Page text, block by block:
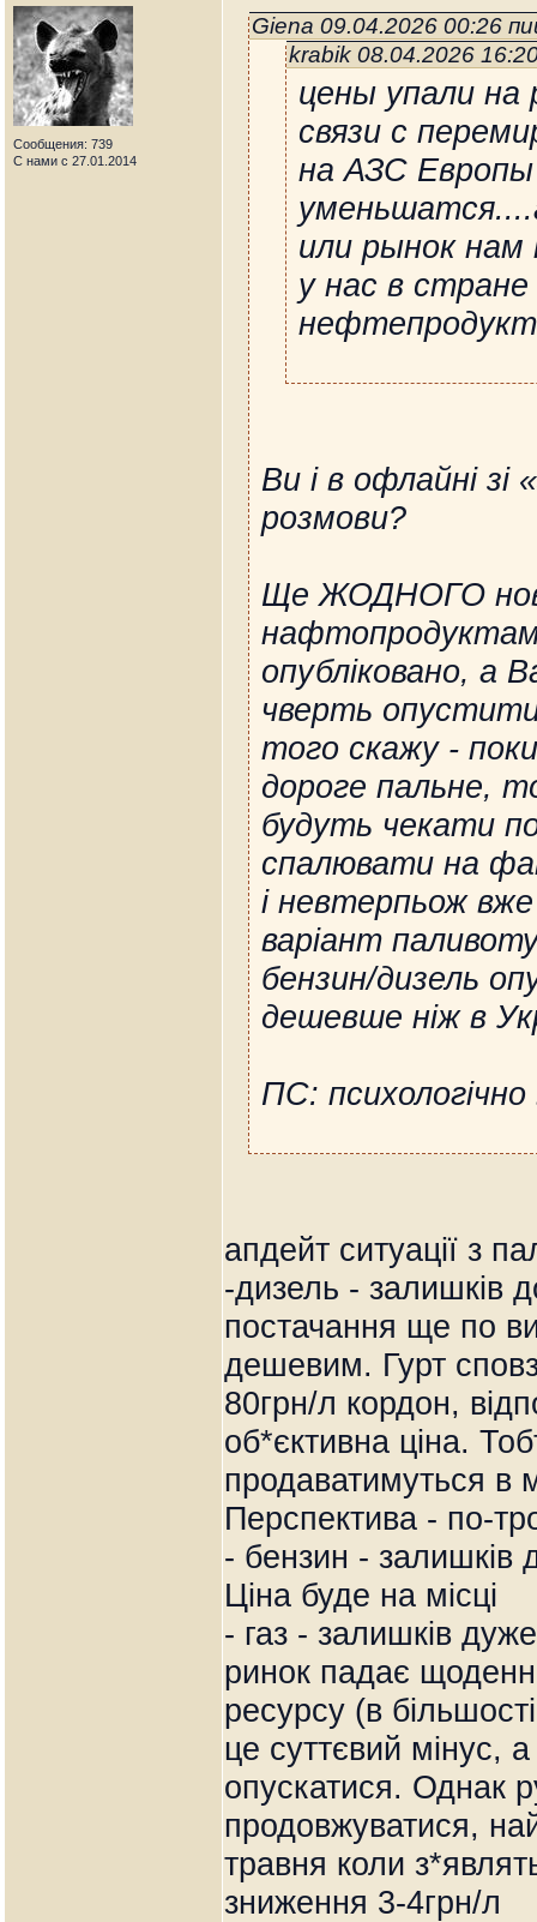
Сообщения: 739
С нами с 27.01.2014
Giena 09.04.2026 00:26
krabik 08.04.2026
цены упали
связи с
на АЗС
или рынок нам
у нас в стране
Ви і в офлайні
розмови?
Ще ЖОДНОГО
нафтопродуктам
опубліковано, а
чверть опустити
того скажу -
дороге пальне,
будуть чекати
спалювати на
і невтерпьож
варіант
бензин/дизель
дешевше ніж в
ПС:
апдейт ситуації з
-дизель - залишків
постачання ще по
дешевим. Гурт
80грн/л кордон,
об*єктивна ціна.
продаватимуться в
Перспектива - по-
- бензин - залишків
Ціна буде на місці
- газ - залишків
ринок падає
ресурсу (в
це суттєвий мінус,
опускатися. Однак
продовжуватися,
травня коли
зниження 3-4грн/л